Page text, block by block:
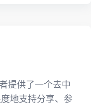
提供了一个去中
地支持分享、参